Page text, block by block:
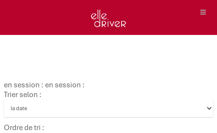
en session : en session :
Trier selon :
Ordre de tri :